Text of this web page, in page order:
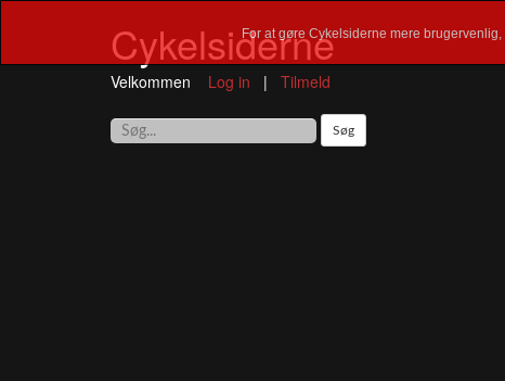
For at gøre Cykelsiderne mere
Cykelsiderne
Velkommen Log in | Tilmeld